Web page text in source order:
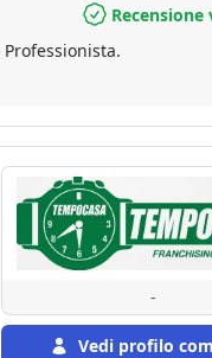
-
Vedi profilo